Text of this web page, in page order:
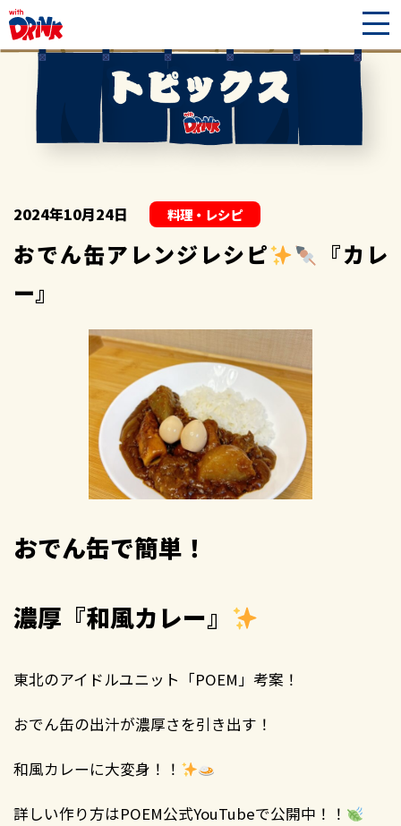
2024年10月24日 料理・レシピ
おでん缶アレンジレシピ
『カレ
ー』
おでん缶で簡単！
濃厚『和風カレー』
東北のアイドルユニット「POEM」考案！
おでん缶の出汁が濃厚さを引き出す！
和風カレーに大変身！！
詳しい作り方はPOEM公式YouTubeで公開中！！